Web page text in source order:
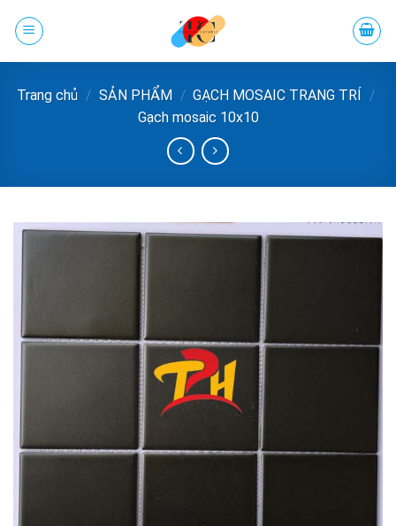
đến
dungTrang chủ / SẢN PHẨM / GẠCH MOSAIC TRANG TRÍ /
Gạch mosaic 10x10